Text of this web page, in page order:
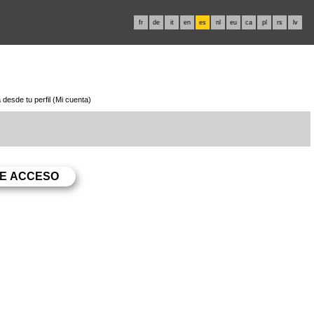
fr de it en es nl eu ca pl rs lv
tu perfil (Mi cuenta)